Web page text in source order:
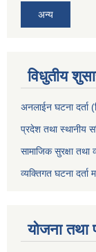
अन्य
विधुतीय
अनलाईन घटना दर्ता
प्रदेश तथा स्थानीय
सामाजिक सुरक्षा तथा
व्यक्तिगत घटना दर्ता
योजना तथा